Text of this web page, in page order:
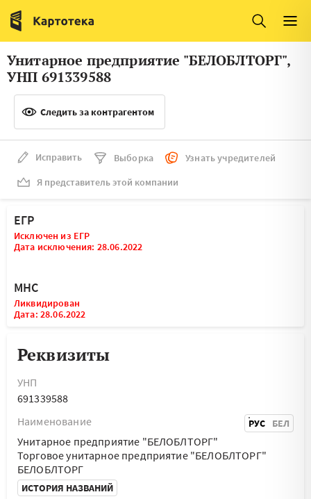
Италия
Люксембург
Литва
Латвия
Словения
Франция
Финляндия
Швеция
Мальта
Унитарное предприятие "БЕЛОБЛТОРГ",
УНП 691339588
Следить за контрагентом
Исправить Выборка
Узнать учредителей
Я представитель этой компании
ЕГР
Исключен из ЕГР
Дата исключения: 28.06.2022
МНС
Ликвидирован
Дата: 28.06.2022
Реквизиты
УНП
691339588
Наименование
РУС БЕЛ
Унитарное предприятие "БЕЛОБЛТОРГ"
Торговое унитарное предприятие "БЕЛОБЛТОРГ"
БЕЛОБЛТОРГ
ИСТОРИЯ НАЗВАНИЙ